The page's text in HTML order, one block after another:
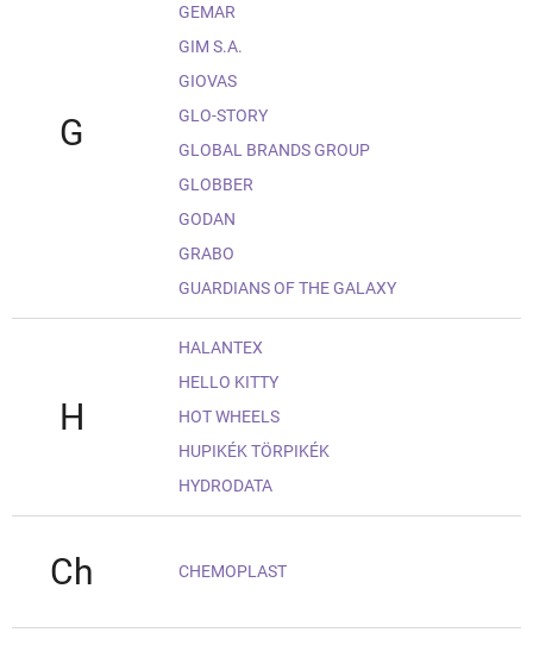
G
GEMAR
GIM S.A.
GIOVAS
GLO-STORY
GLOBAL BRANDS GROUP
GLOBBER
GODAN
GRABO
GUARDIANS OF THE GALAXY
H
HALANTEX
HELLO KITTY
HOT WHEELS
HUPIKÉK TÖRPIKÉK
HYDRODATA
Ch CHEMOPLAST